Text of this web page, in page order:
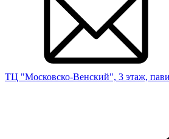
ТЦ "Московско-Венский", 3 этаж,